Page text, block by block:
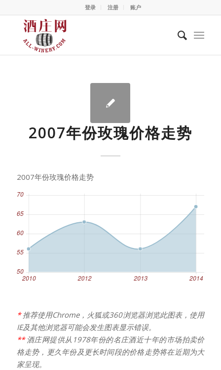
登录 注册 账户
2007年份玫瑰价格走势
2007年份玫瑰价格走势
*推荐使用Chrome，火狐或360浏览器浏览此图表，使用
IE及其他浏览器可能会发生图表显示错误。
** 酒庄网提供从1978年份的名庄酒近十年的市场拍卖价
格走势，更久年份及更长时间段的价格走势将在近期为大
家呈现。